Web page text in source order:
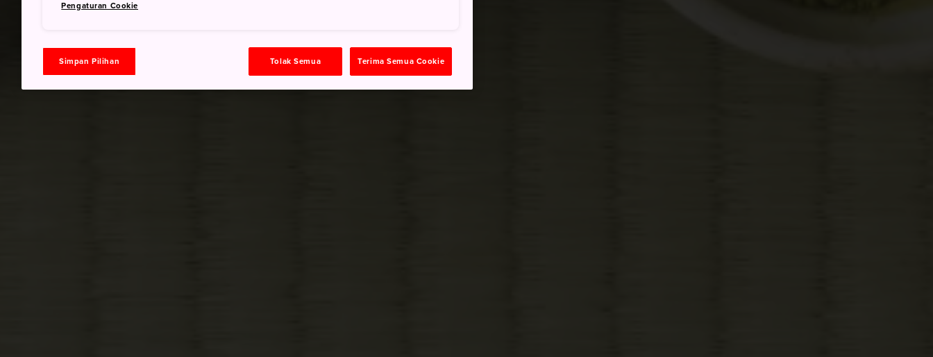
Pengaturan Cookie
Simpan Pilihan Tolak Semua Terima Semua Cookie